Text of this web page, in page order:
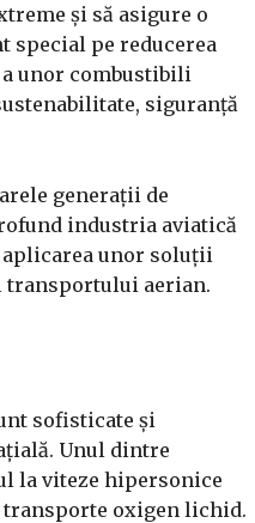
și să asigure o
special pe reducerea
unor combustibili
siguranță
generații de
industria aviatică
unor soluții
transportului aerian.
sofisticate și
Unul dintre
la viteze hipersonice
oxigen lichid.